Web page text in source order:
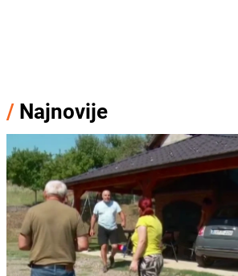
/ Najnovije